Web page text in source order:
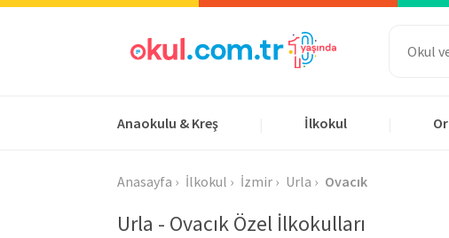
Anaokulu & Kreş İlkokul
Anasayfa İlkokul İzmir Urla Ovacık
Urla - Ovacık Özel İlkokulları